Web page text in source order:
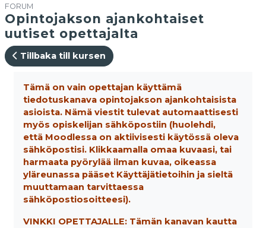
FORUM
Opintojakson ajankohtaiset
uutiset opettajalta
Tillbaka till kursen
Tämä on vain opettajan käyttämä
tiedotuskanava opintojakson ajankohtaisista
asioista. Nämä viestit tulevat automaattisesti
myös opiskelijan sähköpostiin (huolehdi,
että Moodlessa on aktiivisesti käytössä oleva
sähköpostisi. Klikkaamalla omaa kuvaasi, tai
harmaata pyörylää ilman kuvaa, oikeassa
yläreunassa pääset Käyttäjätietoihin ja sieltä
muuttamaan tarvittaessa
sähköpostiosoitteesi).
VINKKI OPETTAJALLE: Tämän kanavan kautta